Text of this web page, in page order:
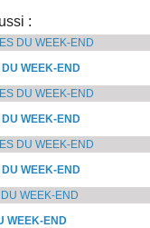
:
WEEK-END
WEEK-END
WEEK-END
WEEK-END